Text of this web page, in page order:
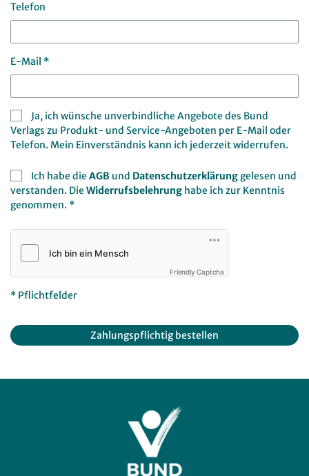
Telefon
E-Mail *
Verlags zu Produkt- und Service-Angeboten per E-Mail oder
Telefon. Mein Einverständnis kann ich jederzeit widerrufen.
Ich habe dieAGB und Datenschutzerklärunggelesen und
verstanden. DieWiderrufsbelehrung habe ich zur Kenntnis
genommen. *
Friendly Captcha
* Pflichtfelder